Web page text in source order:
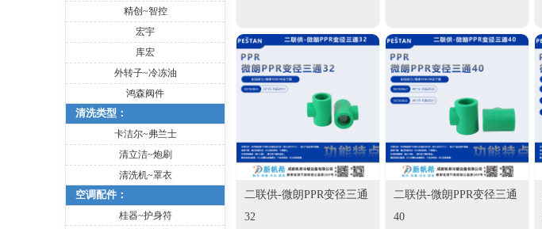
二联供-微朗PPR变径三通
32
二联供-微朗PPR变径三通
40
精创~智控
宏宇
库宏
外转子~冷冻油
鸿森阀件
清洗类型：
卡洁尔~弗兰士
清立洁~炮刷
清洗机~罩衣
空调配件：
桂器~护身符